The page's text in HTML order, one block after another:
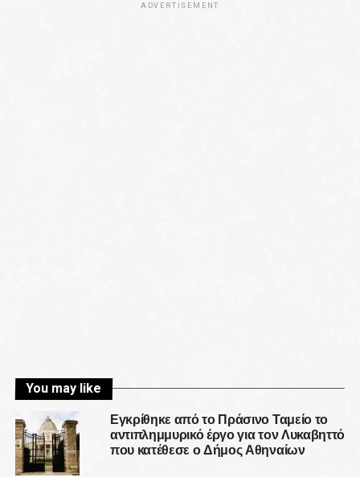
ADVERTISEMENT
You may like
Εγκρίθηκε από το Πράσινο Ταμείο το
αντιπλημμυρικό έργο για τον Λυκαβηττό
που κατέθεσε ο Δήμος Αθηναίων